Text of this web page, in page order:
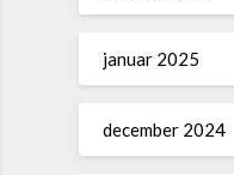
januar 2025
december 2024